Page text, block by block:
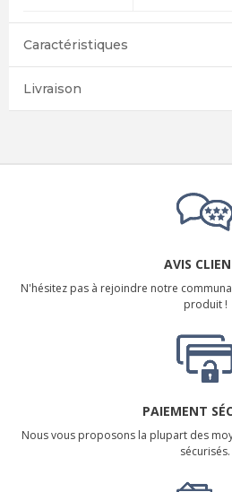
Caractéristiques
Livraison
AVIS
N'hésitez pas à rejoindre notre
produit !
PAIEMENT
Nous vous proposons la plupart des
sécurisés.